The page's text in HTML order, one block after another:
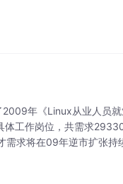
年《Linux从业人员
工作岗位，共需求
求将在09年逆市扩张